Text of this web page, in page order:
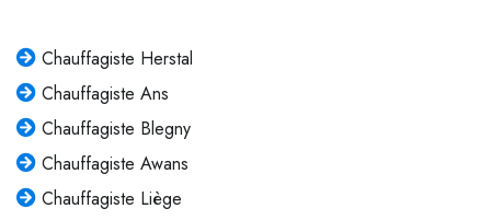
Chauffagiste Herstal
Chauffagiste Ans
Chauffagiste Blegny
Chauffagiste Awans
Chauffagiste Liège